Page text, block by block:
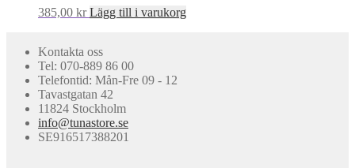
De
på
385,00 kr Lägg till i varukorg
Kontakta oss
Tel: 070-889 86 00
Telefontid: Mån-Fre 09 - 12
Tavastgatan 42
11824 Stockholm
info@tunastore.se
SE916517388201